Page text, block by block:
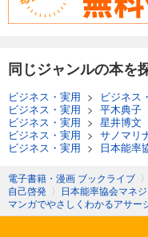
同じジャンルの本を
ビジネス・実用 > ビジネス
ビジネス・実用 > 平木典子
ビジネス・実用 > 星井博文
ビジネス・実用 > サノマリ
ビジネス・実用 > 日本能率
電子書籍・漫画 ブックライブ 〉
自己啓発 〉 日本能率協会マネ
マンガでやさしくわかるアサー